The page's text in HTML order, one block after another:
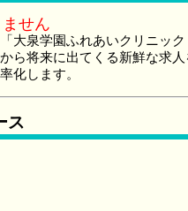
せん
大泉学園ふれあいクリニ
ら将来に出てくる新鮮な求人
化します。
ス